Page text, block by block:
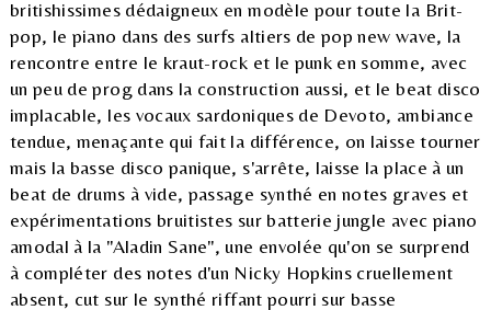
britishissimes dédaigneux en modèle pour toute la Brit-
pop, le piano dans des surfs altiers de pop new wave, la
rencontre entre le kraut-rock et le punk en somme, avec
un peu de prog dans la construction aussi, et le beat disco
implacable, les vocaux sardoniques de Devoto, ambiance
tendue, menaçante qui fait la différence, on laisse tourner
mais la basse disco panique, s'arrête, laisse la place à un
beat de drums à vide, passage synthé en notes graves et
expérimentations bruitistes sur batterie jungle avec piano
amodal à la "Aladin Sane", une envolée qu'on se surprend
à compléter des notes d'un Nicky Hopkins cruellement
absent, cut sur le synthé riffant pourri sur basse